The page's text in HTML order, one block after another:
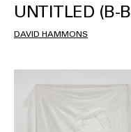
UNTITLED (B-
DAVID HAMMONS